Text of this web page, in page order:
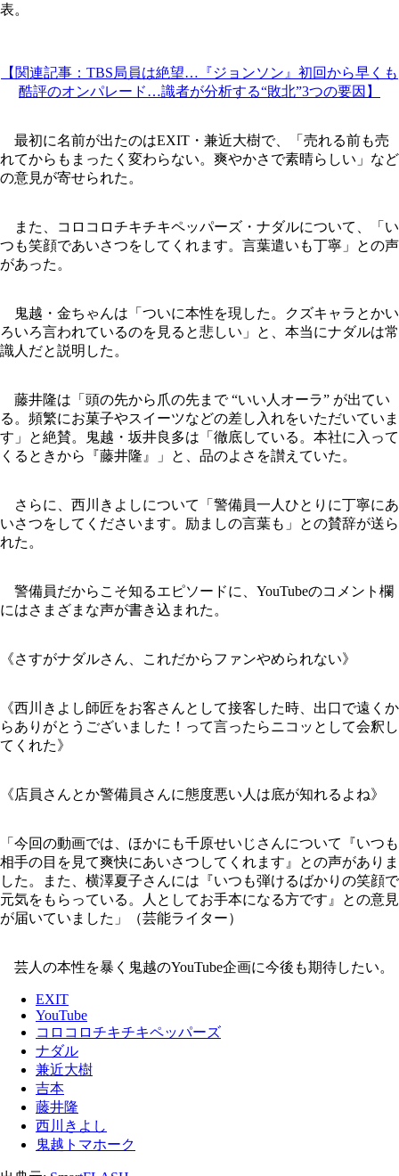
表。
【関連記事：TBS局員は絶望…『ジョンソン』初回から早くも
酷評のオンパレード…識者が分析する“敗北”3つの要因】
最初に名前が出たのはEXIT・兼近大樹で、「売れる前も売
れてからもまったく変わらない。爽やかさで素晴らしい」など
の意見が寄せられた。
また、コロコロチキチキペッパーズ・ナダルについて、「い
つも笑顔であいさつをしてくれます。言葉遣いも丁寧」との声
があった。
鬼越・金ちゃんは「ついに本性を現した。クズキャラとかい
ろいろ言われているのを見ると悲しい」と、本当にナダルは常
識人だと説明した。
藤井隆は「頭の先から爪の先まで “いい人オーラ” が出てい
る。頻繁にお菓子やスイーツなどの差し入れをいただいていま
す」と絶賛。鬼越・坂井良多は「徹底している。本社に入って
くるときから『藤井隆』」と、品のよさを讃えていた。
さらに、西川きよしについて「警備員一人ひとりに丁寧にあ
いさつをしてくださいます。励ましの言葉も」との賛辞が送ら
れた。
警備員だからこそ知るエピソードに、YouTubeのコメント欄
にはさまざまな声が書き込まれた。
《さすがナダルさん、これだからファンやめられない》
《西川きよし師匠をお客さんとして接客した時、出口で遠くか
らありがとうございました！って言ったらニコッとして会釈し
てくれた》
《店員さんとか警備員さんに態度悪い人は底が知れるよね》
「今回の動画では、ほかにも千原せいじさんについて『いつも
相手の目を見て爽快にあいさつしてくれます』との声がありま
した。また、横澤夏子さんには『いつも弾けるばかりの笑顔で
元気をもらっている。人としてお手本になる方です』との意見
が届いていました」（芸能ライター）
芸人の本性を暴く鬼越のYouTube企画に今後も期待したい。
EXIT
YouTube
コロコロチキチキペッパーズ
ナダル
兼近大樹
吉本
藤井隆
西川きよし
鬼越トマホーク